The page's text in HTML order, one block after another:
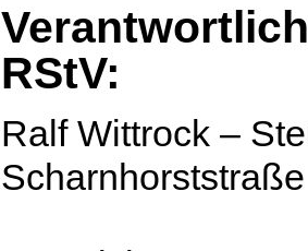
RStV:
Ralf Wittrock –